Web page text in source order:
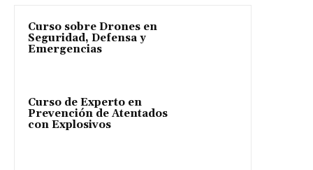
Curso sobre Drones en
Seguridad, Defensa y
Emergencias
Curso de Experto en
Prevención de Atentados
con Explosivos